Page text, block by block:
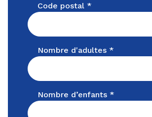
Code postal *
Nombre d'adultes *
Nombre d’enfants *